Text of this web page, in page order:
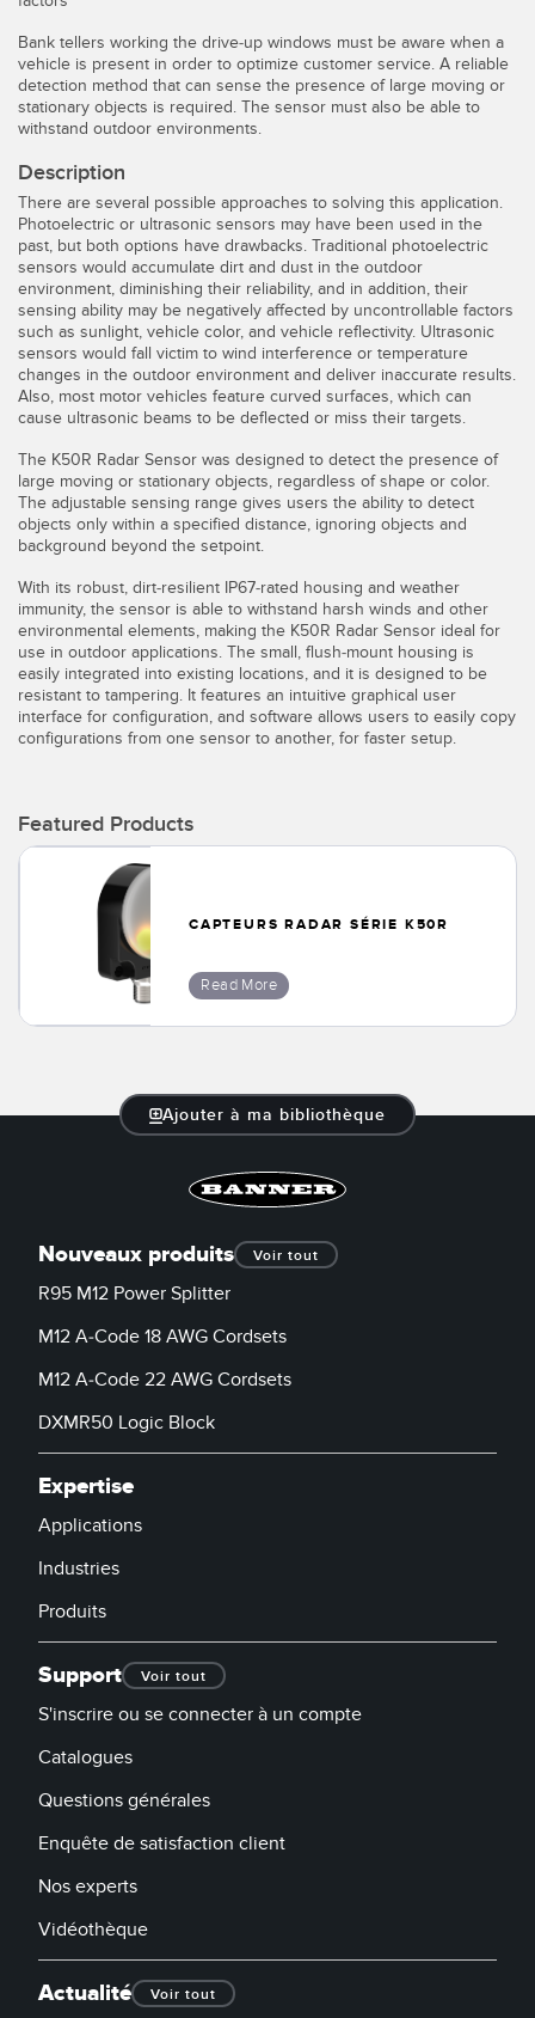
Capteurs de température
Capteurs de surveillance des conditions
Capteurs de surveillance des conditions sans fil
Capteurs de vibrations
ACCESSORIES
Convertisseurs
Câbles
LOGICIELS
Banner Measurement Sensor Software
Logiciels avec interface utilisateur graphique pour capteurs
TECHNOLOGY
Capteurs avec IO-Link
Télésurveillance
LIENS CONNEXES
Washdown
IO-Link
Bank tellers working the drive-up windows must be aware when a
vehicle is present in order to optimize customer service. A reliable
detection method that can sense the presence of large moving or
stationary objects is required. The sensor must also be able to
withstand outdoor environments.
Description
There are several possible approaches to solving this application.
Photoelectric or ultrasonic sensors may have been used in the
past, but both options have drawbacks. Traditional photoelectric
sensors would accumulate dirt and dust in the outdoor
environment, diminishing their reliability, and in addition, their
sensing ability may be negatively affected by uncontrollable factors
such as sunlight, vehicle color, and vehicle reflectivity. Ultrasonic
sensors would fall victim to wind interference or temperature
changes in the outdoor environment and deliver inaccurate results.
Also, most motor vehicles feature curved surfaces, which can
cause ultrasonic beams to be deflected or miss their targets.
The K50R Radar Sensor was designed to detect the presence of
large moving or stationary objects, regardless of shape or color.
The adjustable sensing range gives users the ability to detect
objects only within a specified distance, ignoring objects and
background beyond the setpoint.
With its robust, dirt-resilient IP67-rated housing and weather
immunity, the sensor is able to withstand harsh winds and other
environmental elements, making the K50R Radar Sensor ideal for
use in outdoor applications. The small, flush-mount housing is
easily integrated into existing locations, and it is designed to be
resistant to tampering. It features an intuitive graphical user
interface for configuration, and software allows users to easily copy
configurations from one sensor to another, for faster setup.
Featured Products
CAPTEURS RADAR SÉRIE K50R
Read More
Ajouter à ma bibliothèque
Nouveaux produits Voir tout
R95 M12 Power Splitter
M12 A-Code 18 AWG Cordsets
M12 A-Code 22 AWG Cordsets
DXMR50 Logic Block
Expertise
Applications
Industries
Produits
Support Voir tout
S'inscrire ou se connecter à un compte
Catalogues
Questions générales
Enquête de satisfaction client
Nos experts
Vidéothèque
Actualité Voir tout